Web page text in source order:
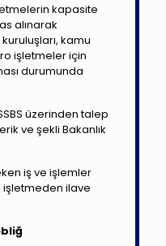
kapasite
alınarak
kamu
işletmeler için
durumunda
üzerinden talep
ve şekli Bakanlık
iş ve işlemler
işletmeden ilave